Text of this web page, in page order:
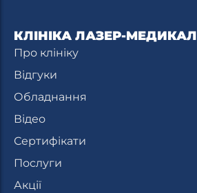
а
КЛІНІКА ЛАЗЕР-МЕДИКАЛ
Про клініку
Відгуки
Обладнання
Відео
Сертифікати
Послуги
Акції